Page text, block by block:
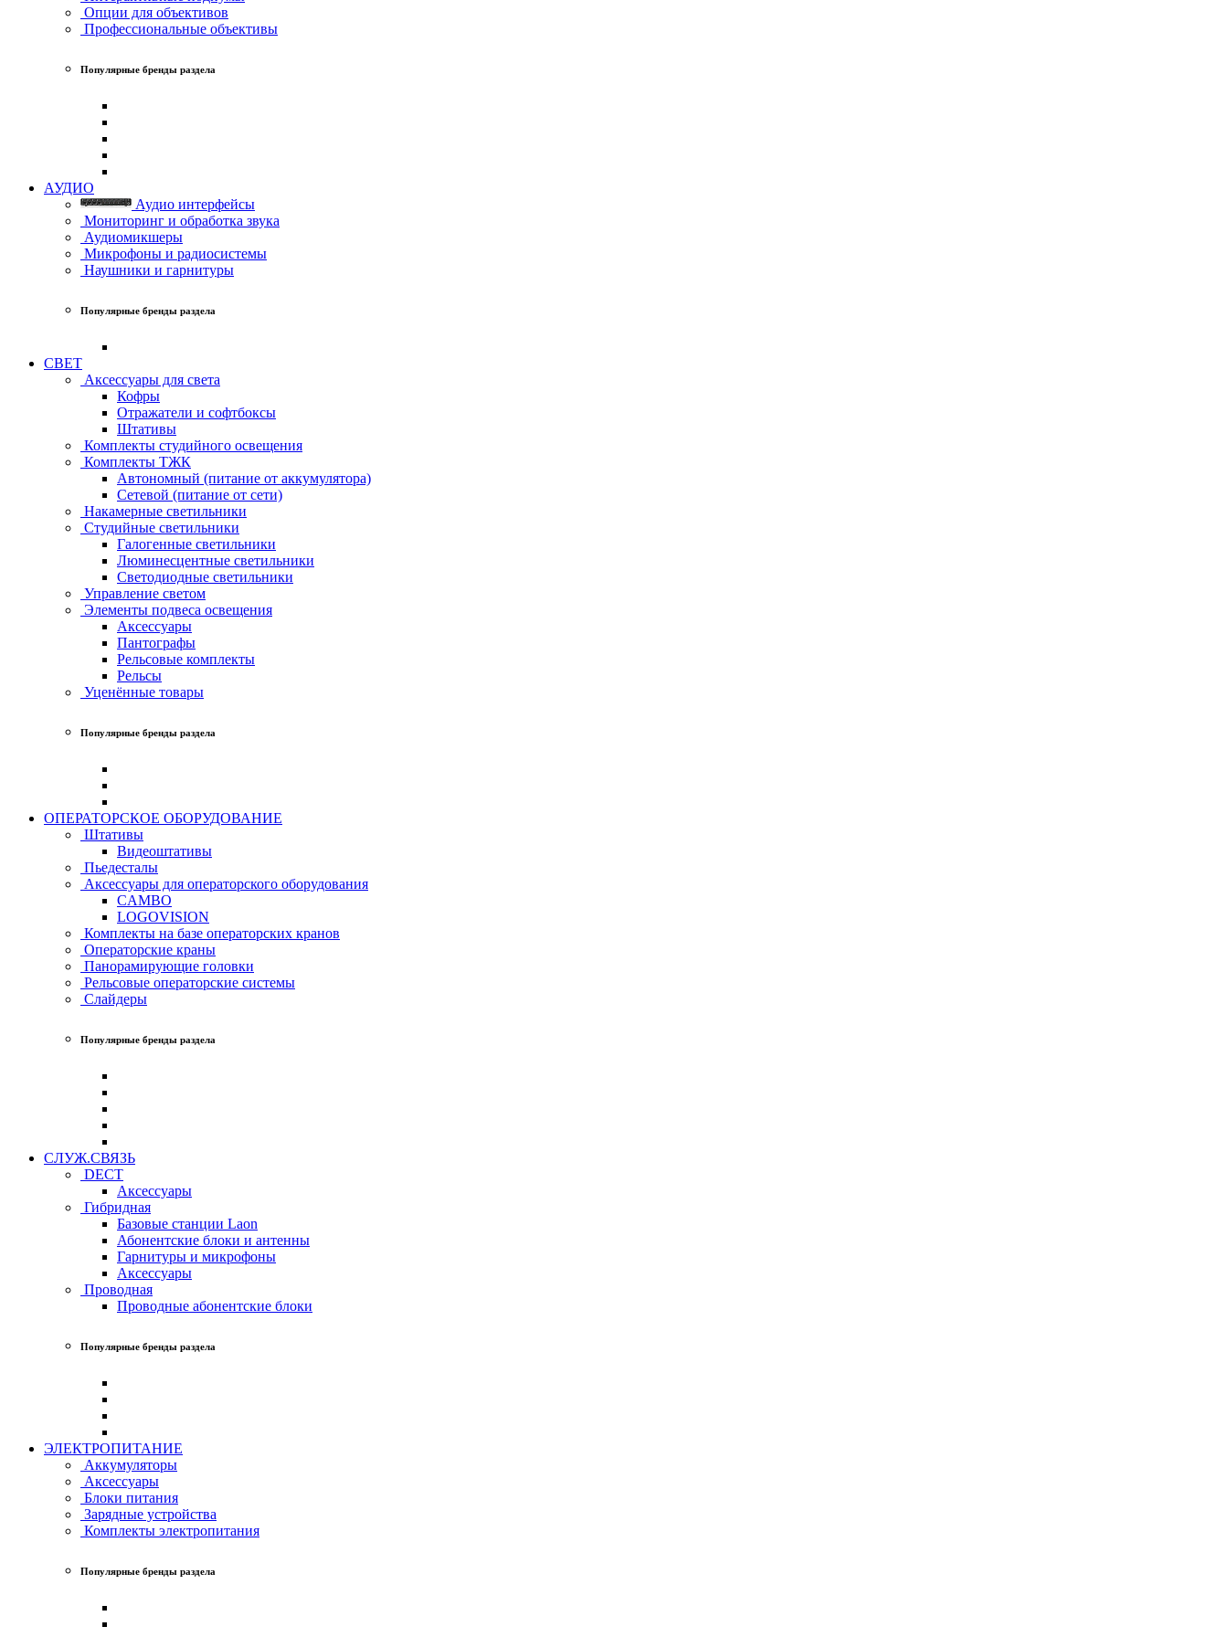
Опции для объективов
Профессиональные объективы
Популярные бренды раздела
АУДИО
Аудио интерфейсы
Мониторинг и обработка звука
Аудиомикшеры
Микрофоны и радиосистемы
Наушники и гарнитуры
Популярные бренды раздела
СВЕТ
Аксессуары для света
Кофры
Отражатели и софтбоксы
Штативы
Комплекты студийного освещения
Комплекты ТЖК
Автономный (питание от аккумулятора)
Сетевой (питание от сети)
Накамерные светильники
Студийные светильники
Галогенные светильники
Люминесцентные светильники
Светодиодные светильники
Управление светом
Элементы подвеса освещения
Аксессуары
Пантографы
Рельсовые комплекты
Рельсы
Уценённые товары
Популярные бренды раздела
ОПЕРАТОРСКОЕ ОБОРУДОВАНИЕ
Штативы
Видеоштативы
Пьедесталы
Аксессуары для операторского оборудования
CAMBO
LOGOVISION
Комплекты на базе операторских кранов
Операторские краны
Панорамирующие головки
Рельсовые операторские системы
Слайдеры
Популярные бренды раздела
СЛУЖ.СВЯЗЬ
DECT
Аксессуары
Гибридная
Базовые станции Laon
Абонентские блоки и антенны
Гарнитуры и микрофоны
Аксессуары
Проводная
Проводные абонентские блоки
Популярные бренды раздела
ЭЛЕКТРОПИТАНИЕ
Аккумуляторы
Аксессуары
Блоки питания
Зарядные устройства
Комплекты электропитания
Популярные бренды раздела